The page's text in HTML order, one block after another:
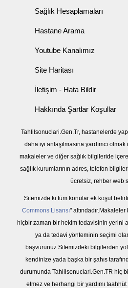
Sağlık Hesaplamaları
Hastane Arama
Youtube Kanalımız
Site Haritası
İletişim - Hata Bildir
Hakkında Şartlar Koşullar
Tahlilsonuclari.Gen.Tr, hastanelerde
daha iyi anlaşılmasına yardımcı
makaleler ve diğer sağlık bilgileride
sağlık kurumlarının adres, telefon
ücretsiz, rehber web
Sitemizde ki tüm konular ek koşul
Commons Lisansı"
hiçbir zaman bir hekim tedavisinin yerini
ya da tedavi yönteminin seçimi
başvurunuz.Sitemizdeki bilgilerden
kendinize yada başka bir şahıs
durumunda Tahlilsonuclari.Gen.TR hiç
etmez ve herhangi bir yardımı